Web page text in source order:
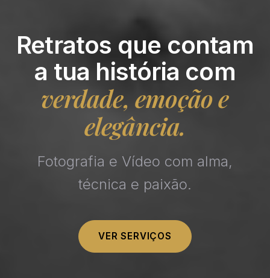
Retratos que contam
a tua história com
verdade, emoção e
elegância.
Fotografia e Vídeo com alma,
técnica e paixão.
VER SERVIÇOS